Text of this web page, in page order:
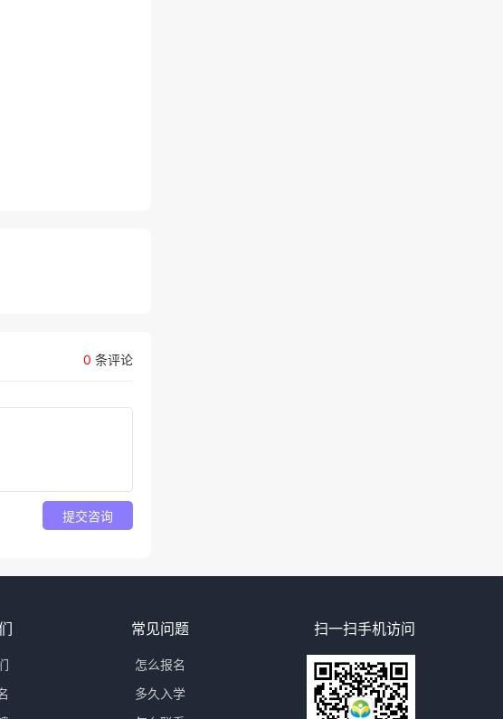
0 条评论
提交咨询
常见问题
怎么报名
多久入学
扫一扫手机访问